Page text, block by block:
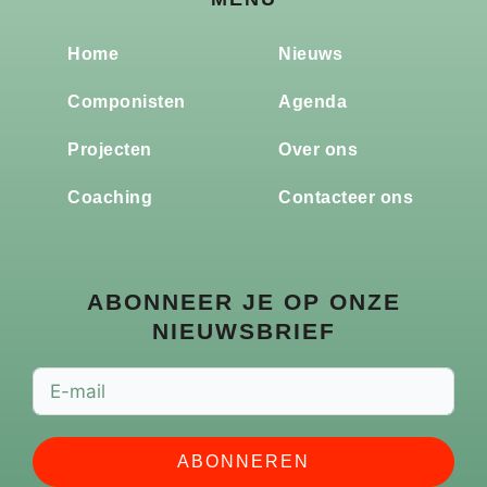
Home
Componisten
Projecten
Coaching
Nieuws
Agenda
Over ons
Contacteer ons
ABONNEER JE OP ONZE
NIEUWSBRIEF
ABONNEREN